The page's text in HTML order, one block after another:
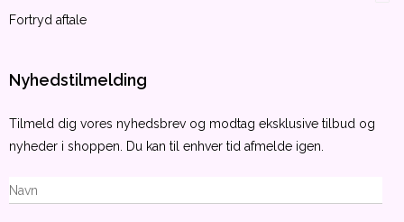
Fortryd aftale
Nyhedstilmelding
Tilmeld dig vores nyhedsbrev og modtag eksklusive tilbud og
nyheder i shoppen. Du kan til enhver tid afmelde igen.